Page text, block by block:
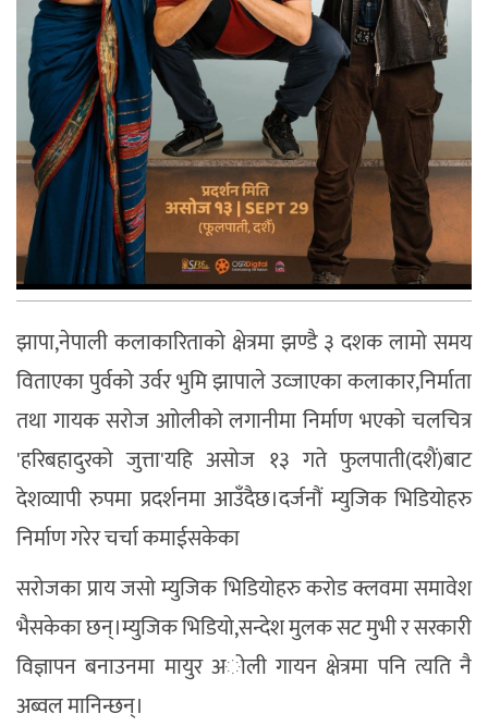
झापा,नेपाली कलाकारिताको क्षेत्रमा झण्डै ३ दशक लामो समय
विताएका पुर्वको उर्वर भुमि झापाले उव्जाएका कलाकार,निर्माता
तथा गायक सरोज आोलीको लगानीमा निर्माण भएको चलचित्र
'हरिबहादुरको जुत्ता'यहि असोज १३ गते फुलपाती(दशैं)बाट
देशव्यापी रुपमा प्रदर्शनमा आउँदैछ।दर्जनौं म्युजिक भिडियोहरु
निर्माण गरेर चर्चा कमाईसकेका
सरोजका प्राय जसो म्युजिक भिडियोहरु करोड क्लवमा समावेश
भैसकेका छन्।म्युजिक भिडियो,सन्देश मुलक सट मुभी र सरकारी
विज्ञापन बनाउनमा मायुर अोली गायन क्षेत्रमा पनि त्यति नै
अब्वल मानिन्छन्।